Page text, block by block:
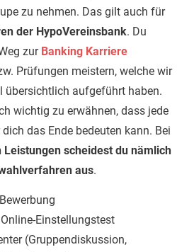
zu nehmen. Das gilt auch für
der HypoVereinsbank. Du
zur Banking Karriere
Prüfungen meistern, welche wir
übersichtlich aufgeführt haben.
wichtig zu erwähnen, dass jede
das Ende bedeuten kann. Bei
scheidest du nämlich
aus.
Einstellungstest
(Gruppendiskussion,